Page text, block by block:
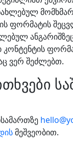
ფორმატის
კონტენტის
ვერ შეძლებთ.
მეშვეობით.